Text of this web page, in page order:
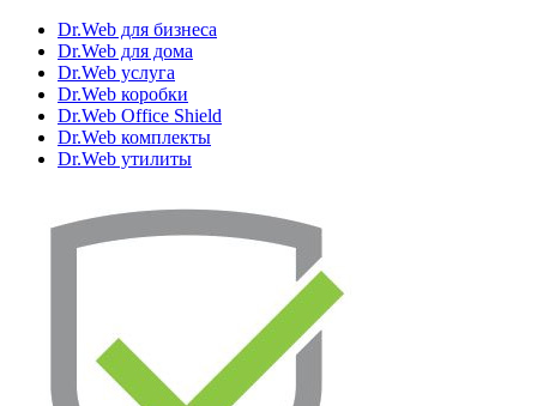
Dr.Web для бизнеса
Dr.Web для дома
Dr.Web услуга
Dr.Web коробки
Dr.Web Office Shield
Dr.Web комплекты
Dr.Web утилиты